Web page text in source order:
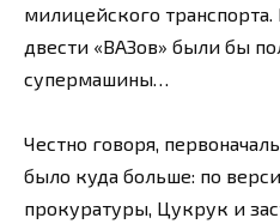
милицейского
двести «ВАЗов» были бы
супермашины…
Честно говоря,
было куда больше: по
прокуратуры, Цукрук и